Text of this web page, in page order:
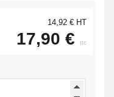
14,92 € HT
17,90 € ttc